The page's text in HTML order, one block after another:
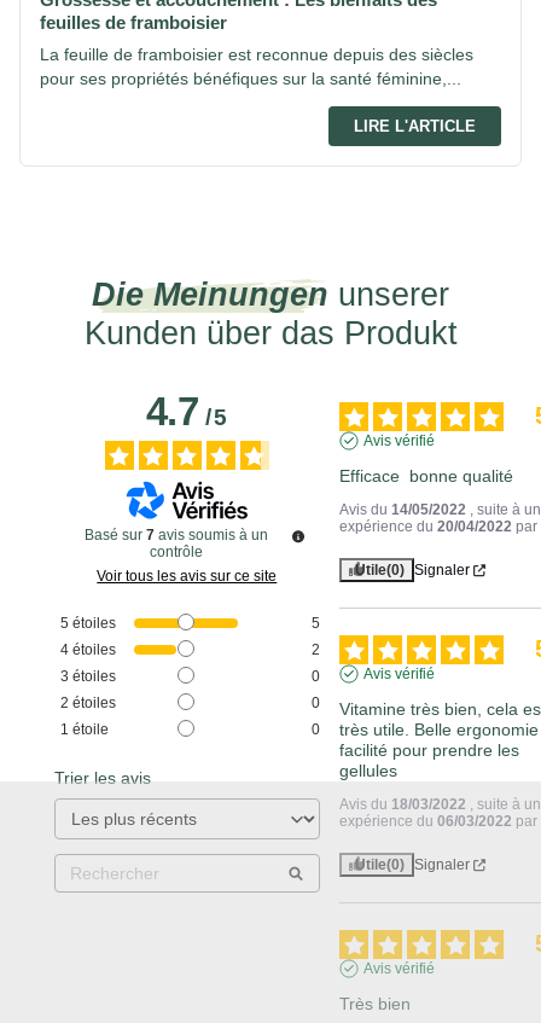
feuilles de framboisier
La feuille de framboisier est reconnue depuis des siècles
pour ses propriétés bénéfiques sur la santé féminine,...
LIRE L'ARTICLE
Die Meinungen unserer
Kunden über das Produkt
4.7/5
Basé sur 7 avis soumis à un
contrôle
Voir tous les avis sur ce site
5 étoiles
5
4 étoiles
2
3 étoiles
0
2 étoiles
0
1 étoile 0
Trier les avis
Avis vérifié
Efficace  bonne qualité
Avis du14/05/2022 , suite à
expérience du20/04/2022 par
Utile(0) Signaler
Avis vérifié
Vitamine très bien, cela
très utile. Belle
facilité pour prendre les
gellules
Avis du 18/03/2022 , suite à
expérience du06/03/2022 par
Utile(0) Signaler
Avis vérifié
Très bien